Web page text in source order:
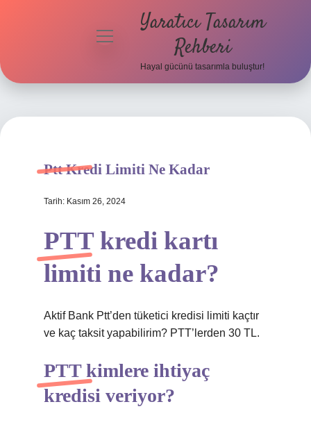
menüyü
Yaratıcı Tasarım
Rehberi
Hayal gücünü tasarımla buluştur!
Ptt Kredi Limiti Ne Kadar
Tarih: Kasım 26, 2024
PTT kredi kartı
limiti ne kadar?
Aktif Bank Ptt’den tüketici kredisi limiti kaçtır
ve kaç taksit yapabilirim? PTT’lerden 30 TL.
PTT kimlere ihtiyaç
kredisi veriyor?